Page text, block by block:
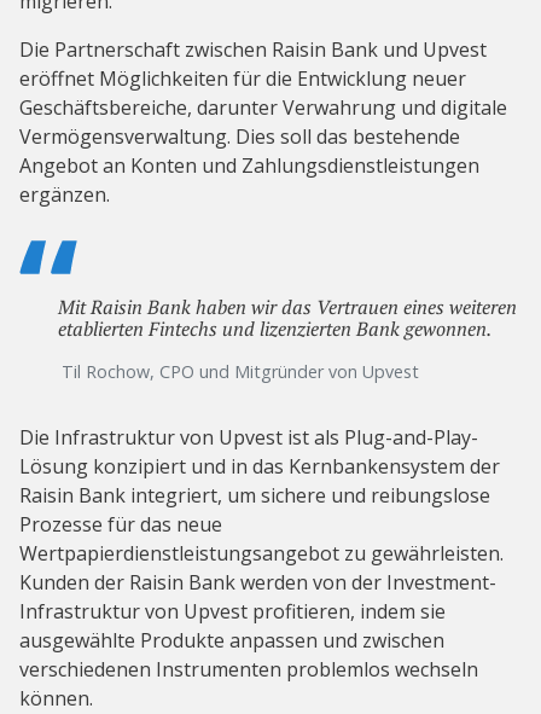
Die Partnerschaft zwischen Raisin Bank und Upvest
eröffnet Möglichkeiten für die Entwicklung neuer
Geschäftsbereiche, darunter Verwahrung und digitale
Vermögensverwaltung. Dies soll das bestehende
Angebot an Konten und Zahlungsdienstleistungen
ergänzen.
Mit Raisin Bank haben wir das Vertrauen eines weiteren
etablierten Fintechs und lizenzierten Bank gewonnen.
Til Rochow, CPO und Mitgründer von Upvest
Die Infrastruktur von Upvest ist als Plug-and-Play-
Lösung konzipiert und in das Kernbankensystem der
Raisin Bank integriert, um sichere und reibungslose
Prozesse für das neue
Wertpapierdienstleistungsangebot zu gewährleisten.
Kunden der Raisin Bank werden von der Investment-
Infrastruktur von Upvest profitieren, indem sie
ausgewählte Produkte anpassen und zwischen
verschiedenen Instrumenten problemlos wechseln
können.